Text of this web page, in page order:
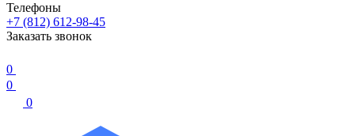
Телефоны
+7 (812) 612-98-45
Заказать звонок
0
0
0